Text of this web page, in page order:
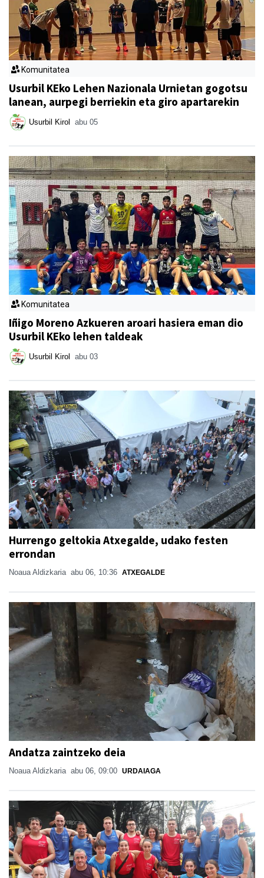
Komunitatea
Usurbil KEko Lehen Nazionala Urnietan gogotsu
lanean, aurpegi berriekin eta giro apartarekin
Usurbil Kirol abu 05
Komunitatea
Iñigo Moreno Azkueren aroari hasiera eman dio
Usurbil KEko lehen taldeak
Usurbil Kirol abu 03
Hurrengo geltokia Atxegalde, udako festen
errondan
Noaua Aldizkaria abu 06, 10:36 ATXEGALDE
Andatza zaintzeko deia
Noaua Aldizkaria abu 06, 09:00 URDAIAGA